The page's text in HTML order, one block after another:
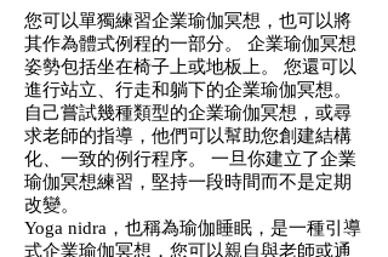
您可以單獨練習企業瑜伽冥想，也可以將
其作為體式例程的一部分。 企業瑜伽冥想
姿勢包括坐在椅子上或地板上。 您還可以
進行站立、行走和躺下的企業瑜伽冥想。
自己嘗試幾種類型的企業瑜伽冥想，或尋
求老師的指導，他們可以幫助您創建結構
化、一致的例行程序。 一旦你建立了企業
瑜伽冥想練習，堅持一段時間而不是定期
改變。
Yoga nidra，也稱為瑜伽睡眠，是一種引導
式企業瑜伽冥想，您可以親自與老師或通